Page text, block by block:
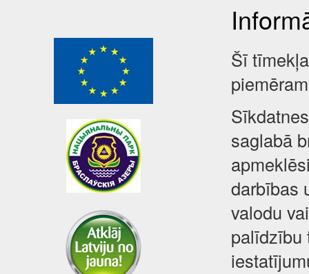
Šī
saglabā
darbības
valodu
palīdzību